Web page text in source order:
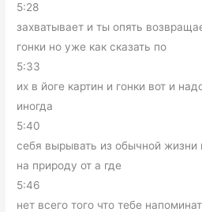
5:28
захватывает и ты опять
гонки но уже как сказать по
5:33
их в йоге картин и гонки вот и
иногда
5:40
себя вырывать из обычной жизни
на природу от а где
5:46
нет всего того что тебе